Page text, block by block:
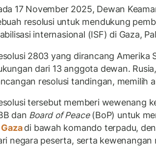
17 November 2025, Dewan
resolusi untuk mendukung
internasional (ISF) di Gaza,
2803 yang dirancang Amerika
dari 13 anggota dewan.
resolusi tandingan, memilih
tersebut memberi wewenang
dan Board of Peace(BoP) untuk
di bawah komando terpadu,
negara peserta, serta